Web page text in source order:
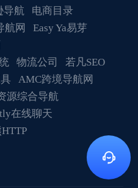
导航
电商目录
航网
Easy Ya易芽
物流公司
若凡SEO
AMC跨境导航网
源综合导航
在线聊天